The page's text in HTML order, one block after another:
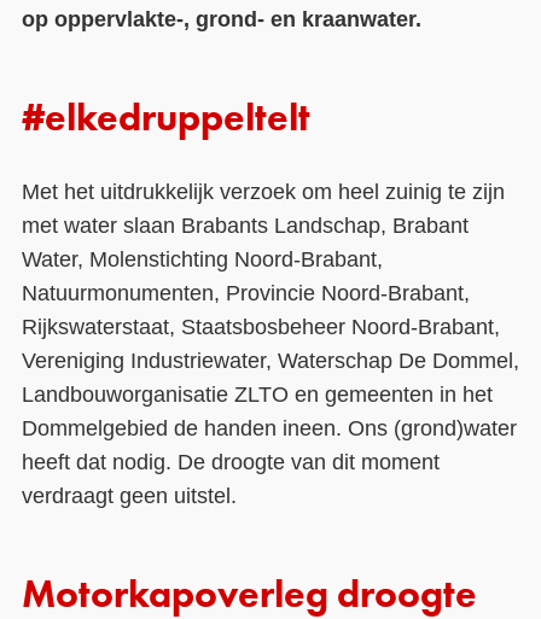
op oppervlakte-, grond- en kraanwater.
#elkedruppeltelt
Met het uitdrukkelijk verzoek om heel zuinig te zijn
met water slaan Brabants Landschap, Brabant
Water, Molenstichting Noord-Brabant,
Natuurmonumenten, Provincie Noord-Brabant,
Rijkswaterstaat, Staatsbosbeheer Noord-Brabant,
Vereniging Industriewater, Waterschap De Dommel,
Landbouworganisatie ZLTO en gemeenten in het
Dommelgebied de handen ineen. Ons (grond)water
heeft dat nodig. De droogte van dit moment
verdraagt geen uitstel.
Motorkapoverleg droogte